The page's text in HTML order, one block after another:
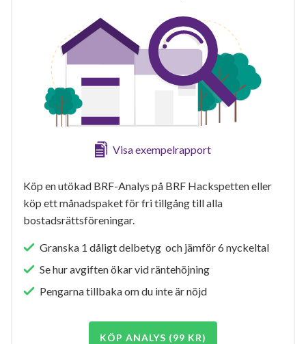
Visa exempelrapport
Köp en utökad BRF-Analys på BRF Hackspetten eller
köp ett månadspaket för fri tillgång till alla
bostadsrättsföreningar.
Granska 1 dåligt delbetyg och jämför 6 nyckeltal
Se hur avgiften ökar vid räntehöjning
Pengarna tillbaka om du inte är nöjd
KÖP ANALYS (99 KR)